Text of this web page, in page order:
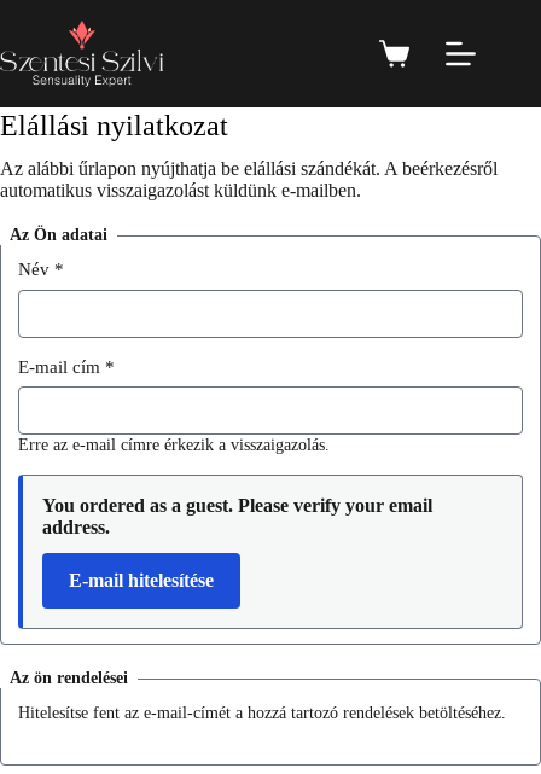
1. lépés a 2-ből:
Elállási nyilatkozat
Az alábbi űrlapon nyújthatja be elállási szándékát. A beérkezésről
automatikus visszaigazolást küldünk e-mailben.
Az Ön adatai
Név *
E-mail cím *
Erre az e-mail címre érkezik a visszaigazolás.
You ordered as a guest. Please verify your email
address.
E-mail hitelesítése
Az ön rendelései
Hitelesítse fent az e-mail-címét a hozzá tartozó rendelések betöltéséhez.